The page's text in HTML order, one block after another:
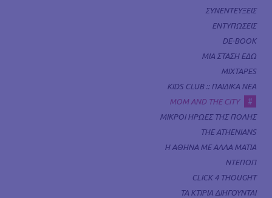
ΣΥΝΕΝΤΕΥΞΕΙΣ
ΕΝΤΥΠΩΣΕΙΣ
DE-BOOK
ΜΙΑ ΣΤΑΣΗ ΕΔΩ
MIXTAPES
KIDS CLUB :: ΠΑΙΔΙΚΑ ΝΕΑ
MOM AND THE CITY
#
ΜΙΚΡΟΙ ΗΡΩΕΣ ΤΗΣ ΠΟΛΗΣ
THE ATHENIANS
Η ΑΘΗΝΑ ΜΕ ΑΛΛΑ ΜΑΤΙΑ
ΝΤΕΠΟΠ
CLICK 4 THOUGHT
ΤΑ ΚΤΙΡΙΑ ΔΙΗΓΟΥΝΤΑΙ